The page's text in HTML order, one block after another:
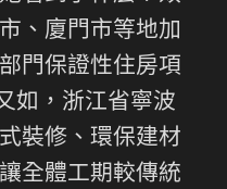
、廈門市等地加
門保證性住房項
如，浙江省寧波
裝修、環保建材
全體工期較傳統